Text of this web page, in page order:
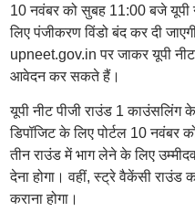
10 नवंबर को सुबह 11:00 बजे यूपी
लिए पंजीकरण विंडो बंद कर दी
upneet.gov.in पर जाकर यूपी
आवेदन कर सकते हैं।
यूपी नीट पीजी राउंड 1 काउंसलिंग
डिपॉजिट के लिए पोर्टल 10 नवंबर
तीन राउंड में भाग लेने के लिए
देना होगा। वहीं, स्ट्रे वैकेंसी राउंड
कराना होगा।